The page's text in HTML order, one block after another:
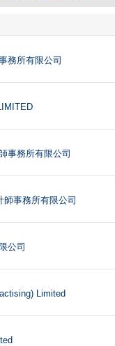
務所有限公司
事務所有限公司
師事務所有限公司
公司
Limited